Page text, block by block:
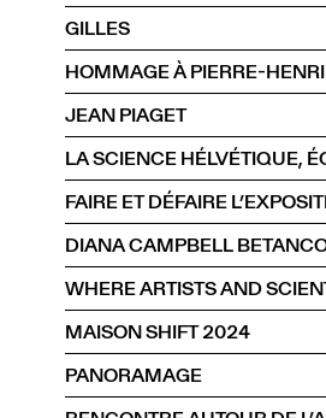
GILLES
HOMMAGE À PIERRE-
JEAN PIAGET
LA SCIENCE HÉLVÉTIQUE,
FAIRE ET DÉFAIRE
WHERE ARTISTS AND
MAISON SHIFT 2024
PANORAMAGE